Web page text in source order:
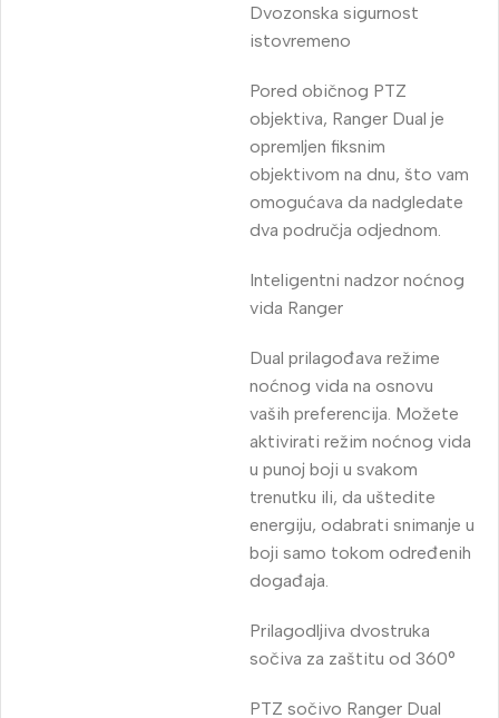
Dvozonska sigurnost
istovremeno
Pored običnog PTZ
objektiva, Ranger Dual je
opremljen fiksnim
objektivom na dnu, što vam
omogućava da nadgledate
dva područja odjednom.
Inteligentni nadzor noćnog
vida Ranger
Dual prilagođava režime
noćnog vida na osnovu
vaših preferencija. Možete
aktivirati režim noćnog vida
u punoj boji u svakom
trenutku ili, da uštedite
energiju, odabrati snimanje u
boji samo tokom određenih
događaja.
Prilagodljiva dvostruka
sočiva za zaštitu od 360°
PTZ sočivo Ranger Dual